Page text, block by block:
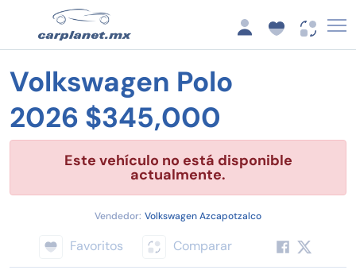
Volkswagen Polo
2026 $345,000
Este vehículo no está disponible
actualmente.
Vendedor: Volkswagen Azcapotzalco
Favoritos Comparar